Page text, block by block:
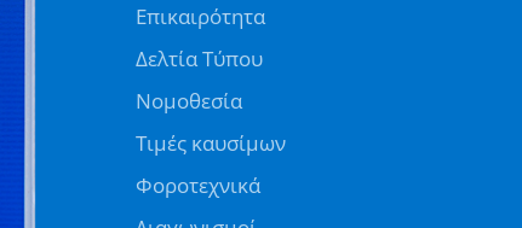
Επικαιρότητα
Δελτία Τύπου
Νομοθεσία
Τιμές καυσίμων
Φοροτεχνικά